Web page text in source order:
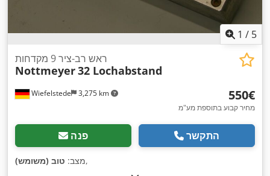
1 / 5
Wiefelstede 3,275 km
ראש רב-ציר 9 מקדחות
Nottmeyer32 Lochabstand
‏550 ‏€
מחיר קבוע בתוספת מע"מ
פנה התקשר
מצב: טוב (משומש) ,